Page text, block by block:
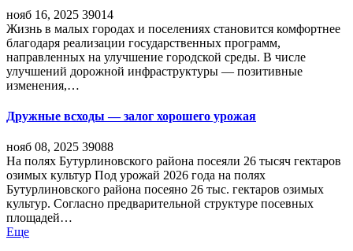
нояб 16, 2025 39014
Жизнь в малых городах и поселениях становится комфортнее
благодаря реализации государственных программ,
направленных на улучшение городской среды. В числе
улучшений дорожной инфраструктуры — позитивные
изменения,…
Дружные всходы — залог хорошего урожая
нояб 08, 2025 39088
На полях Бутурлиновского района посеяли 26 тысяч гектаров
озимых культур Под урожай 2026 года на полях
Бутурлиновского района посеяно 26 тыс. гектаров озимых
культур. Согласно предварительной структуре посевных
площадей…
Еще